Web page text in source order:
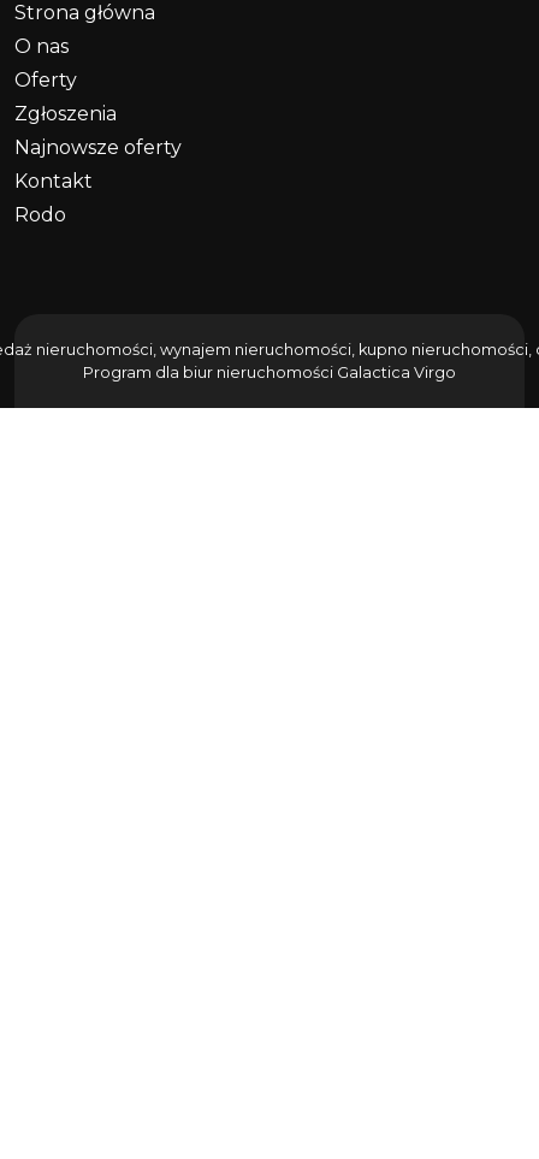
Strona główna
O nas
Oferty
Zgłoszenia
Najnowsze oferty
Kontakt
Rodo
nieruchomości, wynajem nieruchomości, kupno nieruchomości,
Program dla biur nieruchomości Galactica Virgo